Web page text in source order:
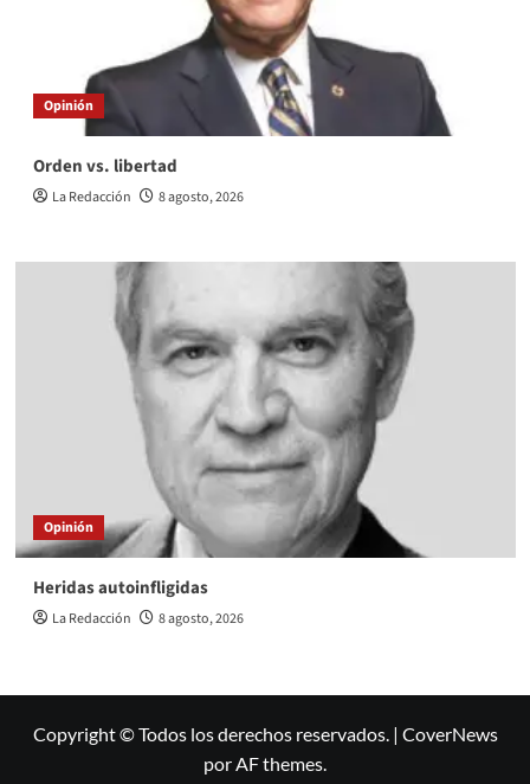
Opinión
Orden vs. libertad
La Redacción 8 agosto, 2026
Opinión
Heridas autoinfligidas
La Redacción 8 agosto, 2026
Copyright © Todos los derechos reservados. | CoverNews
por AF themes.